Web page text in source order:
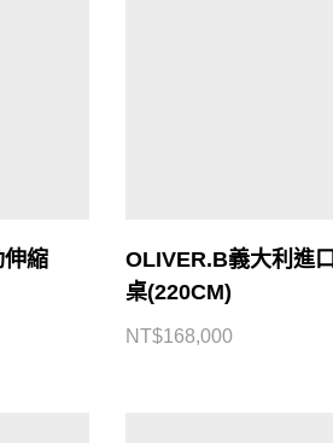
縮
OLIVER.B義大利進
桌(220CM)
NT$168,000